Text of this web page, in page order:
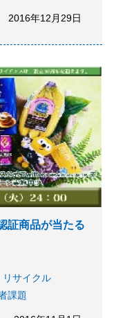
2016年12月29日
証商品が当たる
リサイクル
課題